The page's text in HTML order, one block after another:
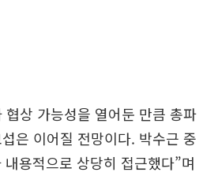
협상 가능성을 열어둔 만큼 총파
은 이어질 전망이다. 박수근 중
용적으로 상당히 접근했다”며